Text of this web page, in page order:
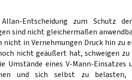
Entscheidung zum Schutz
sind nicht gleichermaßen
in Vernehmungen Druck hin zu
nicht geäußert hat, schweigen
Umstände eines V-Mann-
und sich selbst zu belasten,